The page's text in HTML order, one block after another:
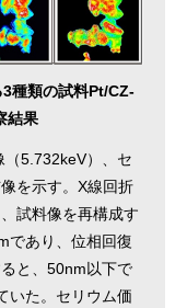
種類の試料Pt/CZ-
結果
5.732keV）、セ
を示す。X線回折
試料像を再構成す
であり、位相回復
と、50nm以下で
いた。セリウム価